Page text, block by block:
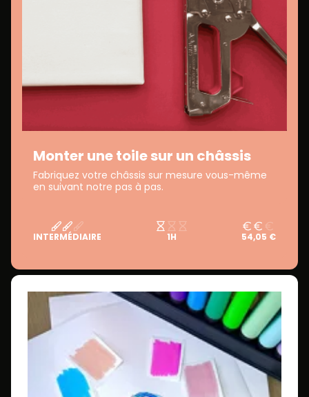
Monter une toile sur un châssis
Fabriquez votre châssis sur mesure vous-même
en suivant notre pas à pas.
INTERMÉDIAIRE 1H 54,05 €